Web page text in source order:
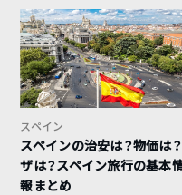
スペイン
スペインの治安は？物価は
ザは？スペイン旅行の基本
報まとめ